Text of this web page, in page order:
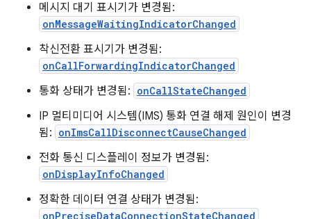
메시지 대기 표시기가 변경됨:
onMessageWaitingIndicatorChanged
착신전환 표시기가 변경됨:
onCallForwardingIndicatorChanged
통화 상태가 변경됨: onCallStateChanged
IP 멀티미디어 시스템(IMS) 통화 연결 해제 원인이 변경
됨: onImsCallDisconnectCauseChanged
전화 통신 디스플레이 정보가 변경됨:
onDisplayInfoChanged
정확한 데이터 연결 상태가 변경됨:
onPreciseDataConnectionStateChanged